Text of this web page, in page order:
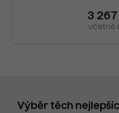
3
včetně
Výběr těch